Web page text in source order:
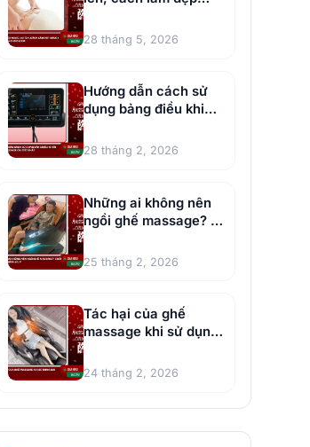
vòng 1 hiệu quả cho
chị em
28 tháng 5, 2026
Hướng dẫn cách sử
dụng bảng điều khiển
ghế massage chi tiết
28 tháng 2, 2026
Những ai không nên
ngồi ghế massage? 5
đối tượng nên lưu ý
25 tháng 2, 2026
Tác hại của ghế
massage khi sử dụng
sai cách
24 tháng 2, 2026